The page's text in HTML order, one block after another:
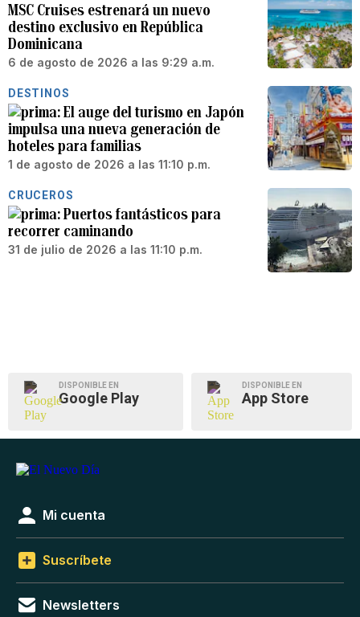
MSC Cruises estrenará un nuevo
destino exclusivo en República
Dominicana
6 de agosto de 2026 a las 9:29 a.m.
DESTINOS
El auge del turismo en Japón
impulsa una nueva generación de
hoteles para familias
1 de agosto de 2026 a las 11:10 p.m.
CRUCEROS
Puertos fantásticos para
recorrer caminando
31 de julio de 2026 a las 11:10 p.m.
DISPONIBLE EN
Google Play
DISPONIBLE EN
App Store
Mi cuenta
Suscríbete
Newsletters